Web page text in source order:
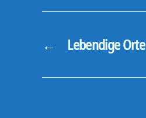
← Lebendige Orte